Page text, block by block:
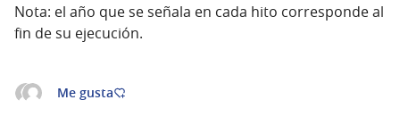
Nota: el año que se señala en cada hito corresponde al
fin de su ejecución.
Me gusta